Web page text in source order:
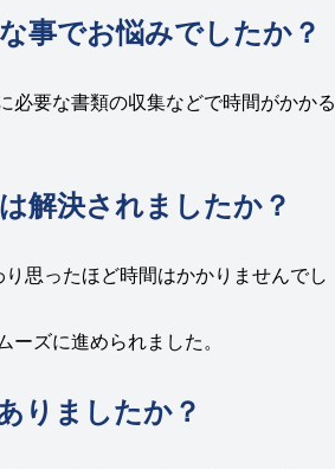
事でお悩みでしたか？
必要な書類の収集などで時間がかかる
解決されましたか？
思ったほど時間はかかりませんでし
ズに進められました。
りましたか？